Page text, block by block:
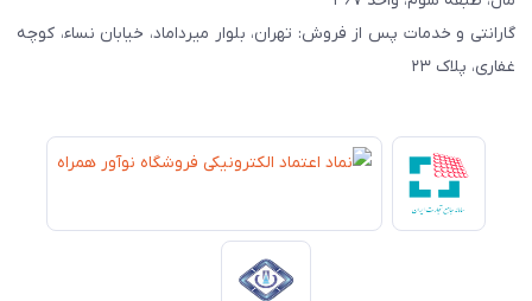
گارانتی و خدمات پس از فروش: تهران، بلوار میرداماد، خیابان نساء، کوچه
غفاری، پلاک ۲۳